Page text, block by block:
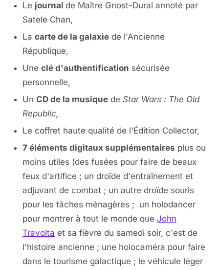
Le journal de Maître Gnost-Dural annoté par
Satele Chan,
La carte de la galaxie de l'Ancienne
République,
Une clé d'authentification sécurisée
personnelle,
Un CD de la musique de Star Wars : The Old
Republic,
Le coffret haute qualité de l'Édition Collector,
7 éléments digitaux supplémentaires plus ou
moins utiles (des fusées pour faire de beaux
feux d'artifice ; un droïde d'entraînement et
adjuvant de combat ; un autre droïde souris
pour les tâches ménagères ; un holodancer
pour montrer à tout le monde que John
Travolta et sa fièvre du samedi soir, c'est de
l'histoire ancienne ; une holocaméra pour faire
dans le tourisme galactique ; le véhicule léger